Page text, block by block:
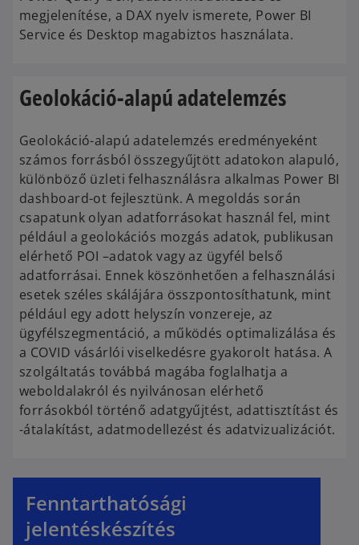
megjelenítése, a DAX nyelv ismerete, Power BI
Service és Desktop magabiztos használata.
Geolokáció-alapú adatelemzés
Geolokáció-alapú adatelemzés eredményeként
számos forrásból összegyűjtött adatokon alapuló,
különböző üzleti felhasználásra alkalmas Power BI
dashboard-ot fejlesztünk. A megoldás során
csapatunk olyan adatforrásokat használ fel, mint
például a geolokációs mozgás adatok, publikusan
elérhető POI –adatok vagy az ügyfél belső
adatforrásai. Ennek köszönhetően a felhasználási
esetek széles skálájára összpontosíthatunk, mint
például egy adott helyszín vonzereje, az
ügyfélszegmentáció, a működés optimalizálása és
a COVID vásárlói viselkedésre gyakorolt ​​hatása. A
szolgáltatás továbbá magába foglalhatja a
weboldalakról és nyilvánosan elérhető
forrásokból történő adatgyűjtést, adattisztítást és
-átalakítást, adatmodellezést és adatvizualizációt.
Fenntarthatósági
jelentéskészítés